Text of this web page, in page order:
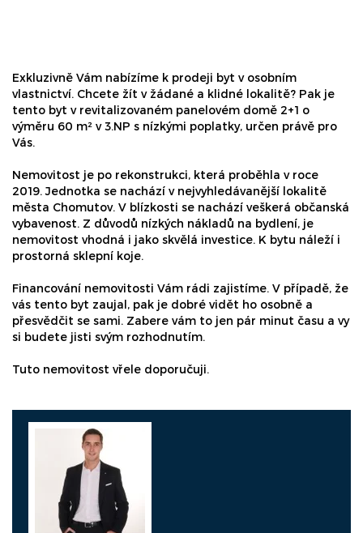
Exkluzivně Vám nabízíme k prodeji byt v osobním
vlastnictví. Chcete žít v žádané a klidné lokalitě? Pak je
tento byt v revitalizovaném panelovém domě 2+1 o
výměru 60 m² v 3.NP s nízkými poplatky, určen právě pro
Vás.
Nemovitost je po rekonstrukci, která proběhla v roce
2019. Jednotka se nachází v nejvyhledávanější lokalitě
města Chomutov. V blízkosti se nachází veškerá občanská
vybavenost. Z důvodů nízkých nákladů na bydlení, je
nemovitost vhodná i jako skvělá investice. K bytu náleží i
prostorná sklepní koje.
Financování nemovitosti Vám rádi zajistíme. V případě, že
vás tento byt zaujal, pak je dobré vidět ho osobně a
přesvědčit se sami. Zabere vám to jen pár minut času a vy
si budete jisti svým rozhodnutím.
Tuto nemovitost vřele doporučuji.